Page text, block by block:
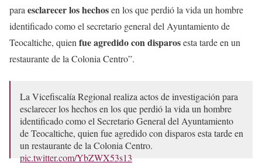
para esclarecer los hechosen los que perdió la vida un hombre
identificado como el secretario general del Ayuntamiento de
Teocaltiche, quien fue agredido con disparosesta tarde en un
restaurante de la Colonia Centro”.
La Vicefiscalía Regional realiza actos de investigación para
esclarecer los hechos en los que perdió la vida un hombre
identificado como el Secretario General del Ayuntamiento
de Teocaltiche, quien fue agredido con disparos esta tarde en
un restaurante de la Colonia Centro.
pic.twitter.com/YbZWX53s13